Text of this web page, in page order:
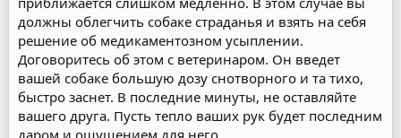
должны облегчить собаке страданья и взять на себя
решение об медикаментозном усыплении.
Договоритесь об этом с ветеринаром. Он введет
вашей собаке большую дозу снотворного и та тихо,
быстро заснет. В последние минуты, не оставляйте
вашего друга. Пусть тепло ваших рук будет последним
даром и ощущением для него.